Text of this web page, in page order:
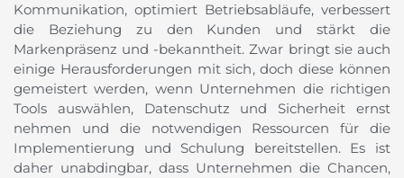
Kommunikation, optimiert Betriebsabläufe, verbessert
die Beziehung zu den Kunden und stärkt die
Markenpräsenz und -bekanntheit. Zwar bringt sie auch
einige Herausforderungen mit sich, doch diese können
gemeistert werden, wenn Unternehmen die richtigen
Tools auswählen, Datenschutz und Sicherheit ernst
nehmen und die notwendigen Ressourcen für die
Implementierung und Schulung bereitstellen. Es ist
daher unabdingbar, dass Unternehmen die Chancen,